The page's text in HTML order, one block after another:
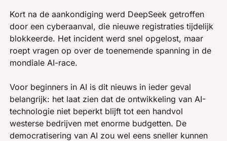
Kort na de aankondiging werd DeepSeek getroffen
door een cyberaanval, die nieuwe registraties tijdelijk
blokkeerde. Het incident werd snel opgelost, maar
roept vragen op over de toenemende spanning in de
mondiale AI-race.
Voor beginners in AI is dit nieuws in ieder geval
belangrijk: het laat zien dat de ontwikkeling van AI-
technologie niet beperkt blijft tot een handvol
westerse bedrijven met enorme budgetten. De
democratisering van AI zou wel eens sneller kunnen